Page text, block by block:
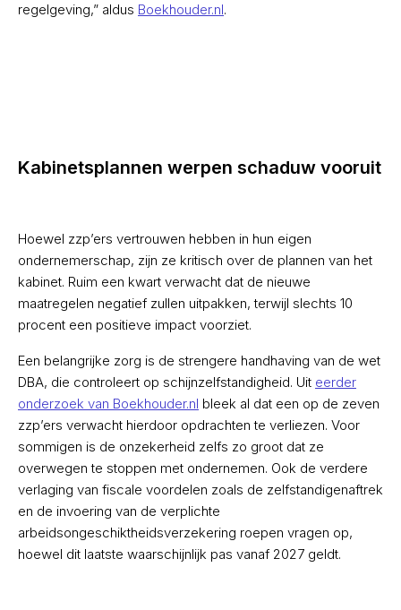
regelgeving,” aldus Boekhouder.nl.
Kabinetsplannen werpen schaduw vooruit
Hoewel zzp’ers vertrouwen hebben in hun eigen
ondernemerschap, zijn ze kritisch over de plannen van het
kabinet. Ruim een kwart verwacht dat de nieuwe
maatregelen negatief zullen uitpakken, terwijl slechts 10
procent een positieve impact voorziet.
Een belangrijke zorg is de strengere handhaving van de wet
DBA, die controleert op schijnzelfstandigheid. Uit eerder
onderzoek van Boekhouder.nl bleek al dat een op de zeven
zzp’ers verwacht hierdoor opdrachten te verliezen. Voor
sommigen is de onzekerheid zelfs zo groot dat ze
overwegen te stoppen met ondernemen. Ook de verdere
verlaging van fiscale voordelen zoals de zelfstandigenaftrek
en de invoering van de verplichte
arbeidsongeschiktheidsverzekering roepen vragen op,
hoewel dit laatste waarschijnlijk pas vanaf 2027 geldt.